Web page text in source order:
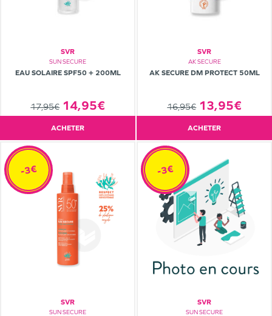
SVR
SUN SECURE
EAU SOLAIRE SPF50 + 200ML
17,95€ 14,95€
ACHETER
SVR
AK SECURE
AK SECURE DM PROTECT 50ML
16,95€ 13,95€
ACHETER
SVR
SUN SECURE
-3€
SVR
SUN SECURE
-3€